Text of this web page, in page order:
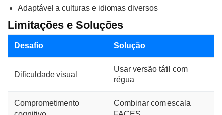
Adaptável a culturas e idiomas diversos
Limitações e Soluções
Desafio Solução
Dificuldade visual
Usar versão tátil com
régua
Comprometimento
Combinar com escala